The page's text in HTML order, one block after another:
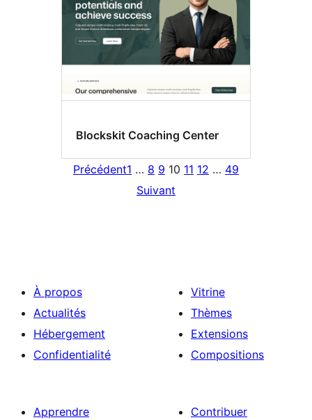
Blockskit Coaching Center
Précédent1 … 8 9 10 11 12 … 49
Suivant
À propos
Actualités
Hébergement
Confidentialité
Vitrine
Thèmes
Extensions
Compositions
Apprendre
Contribuer